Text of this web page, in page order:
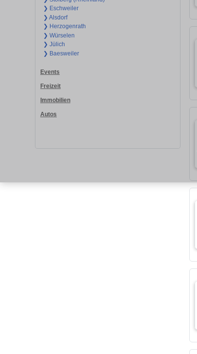
❯ Eschweiler
❯ Alsdorf
❯ Herzogenrath
❯ Würselen
❯ Jülich
❯ Baesweiler
Events
Freizeit
Immobilien
Autos